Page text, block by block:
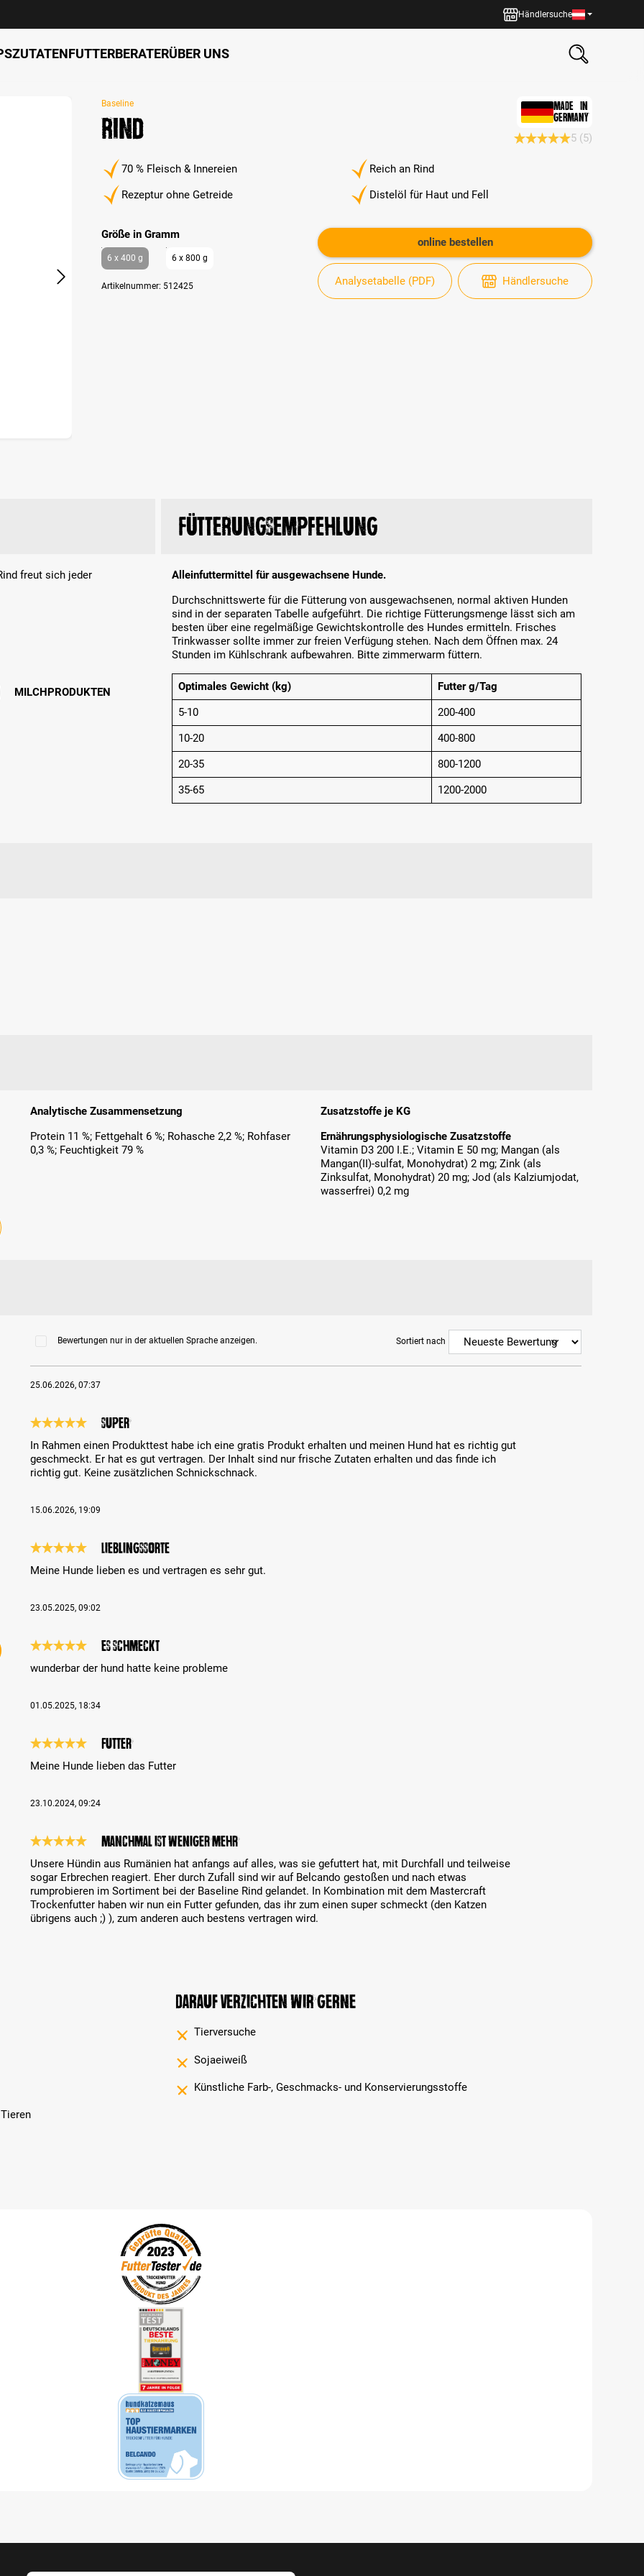
Händlersuche
ZUTATENFUTTERBERATERÜBER UNS
Baseline
Rind
MADE IN
GERMANY
5 (5)
70 % Fleisch & Innereien
Reich an Rind
Rezeptur ohne Getreide
Distelöl für Haut und Fell
Größe in Grammauswählen
6 x 400 g 6 x 800 g
Artikelnummer: 512425
online bestellen
Analysetabelle (PDF) Händlersuche
freut sich jeder
MILCHPRODUKTEN
Fütterungsempfehlung
Alleinfuttermittel für ausgewachsene Hunde.
Durchschnittswerte für die Fütterung von ausgewachsenen, normal aktiven Hunden
sind in der separaten Tabelle aufgeführt. Die richtige Fütterungsmenge lässt sich am
besten über eine regelmäßige Gewichtskontrolle des Hundes ermitteln. Frisches
Trinkwasser sollte immer zur freien Verfügung stehen. Nach dem Öffnen max. 24
Stunden im Kühlschrank aufbewahren. Bitte zimmerwarm füttern.
Optimales Gewicht (kg)
Futter g/Tag
5-10
200-400
10-20
400-800
20-35
800-1200
35-65
1200-2000
Analytische Zusammensetzung
Protein 11 %; Fettgehalt 6 %; Rohasche 2,2 %; Rohfaser
0,3 %; Feuchtigkeit 79 %
Zusatzstoffe je KG
Ernährungsphysiologische Zusatzstoffe
Vitamin D3 200 I.E.; Vitamin E 50 mg; Mangan (als
Mangan(II)-sulfat, Monohydrat) 2 mg; Zink (als
Zinksulfat, Monohydrat) 20 mg; Jod (als Kalziumjodat,
wasserfrei) 0,2 mg
Bewertungen nur in der aktuellen Sprache anzeigen. Sortiert nach
25.06.2026, 07:37
Super
In Rahmen einen Produkttest habe ich eine gratis Produkt erhalten und meinen Hund hat es richtig gut
geschmeckt. Er hat es gut vertragen. Der Inhalt sind nur frische Zutaten erhalten und das finde ich
richtig gut. Keine zusätzlichen Schnickschnack.
15.06.2026, 19:09
Lieblingssorte
Meine Hunde lieben es und vertragen es sehr gut.
23.05.2025, 09:02
es schmeckt
wunderbar der hund hatte keine probleme
01.05.2025, 18:34
Futter
Meine Hunde lieben das Futter
23.10.2024, 09:24
Manchmal ist weniger mehr
Unsere Hündin aus Rumänien hat anfangs auf alles, was sie gefuttert hat, mit Durchfall und teilweise
sogar Erbrechen reagiert. Eher durch Zufall sind wir auf Belcando gestoßen und nach etwas
rumprobieren im Sortiment bei der Baseline Rind gelandet. In Kombination mit dem Mastercraft
Trockenfutter haben wir nun ein Futter gefunden, das ihr zum einen super schmeckt (den Katzen
übrigens auch ;) ), zum anderen auch bestens vertragen wird.
Darauf verzichten wir gerne
Tierversuche
Sojaeiweiß
Künstliche Farb-, Geschmacks- und Konservierungsstoffe